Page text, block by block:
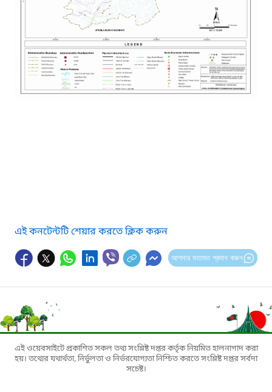
এই কনটেন্টটি শেয়ার করতে ক্লিক করুন
আপনার মতামত প্রদান করুন
এই ওয়েবসাইটে প্রকাশিত সকল তথ্য সংশ্লিষ্ট দপ্তর কর্তৃক নিয়মিত হালনাগাদ করা
হয়। তথ্যের যথার্থতা, নির্ভুলতা ও নির্ভরযোগ্যতা নিশ্চিত করতে সংশ্লিষ্ট দপ্তর সর্বদা
সচেষ্ট।